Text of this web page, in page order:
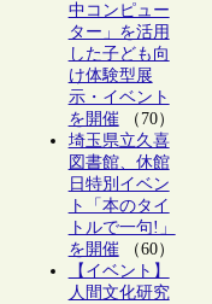
中コンピュー
ター」を活用
した子ども向
け体験型展
示・イベント
を開催（70）
埼玉県立久喜
図書館、休館
日特別イベン
ト「本のタイ
トルで一句!」
を開催（60）
【イベント】
人間文化研究